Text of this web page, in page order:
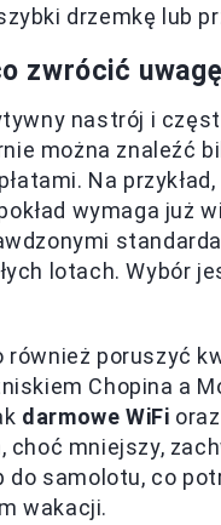
drzemkę lub
zwrócić
nastrój i
można znaleźć
Na
wymaga już
lotach. Wybór
również poruszyć
Chopina a
darmowe WiFi
choć mniejszy,
samolotu, co
wakacji.